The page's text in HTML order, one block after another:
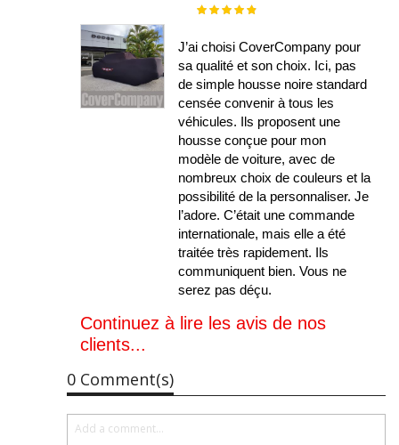
Évaluation :
J’ai choisi CoverCompany pour
sa qualité et son choix. Ici, pas
de simple housse noire standard
censée convenir à tous les
véhicules. Ils proposent une
housse conçue pour mon
modèle de voiture, avec de
nombreux choix de couleurs et la
possibilité de la personnaliser. Je
l’adore. C’était une commande
internationale, mais elle a été
traitée très rapidement. Ils
communiquent bien. Vous ne
serez pas déçu.
Continuez à lire les avis de nos
clients...
0 Comment(s)